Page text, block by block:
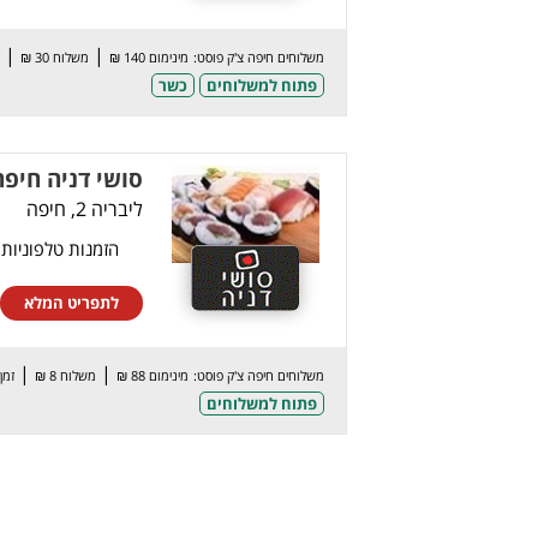
משלוחים חיפה צ'ק פוסט: מינימום 140 ₪ | משלוח 30 ₪ |
פתוח למשלוחים כשר
סושי דניה
ליבריה 2, חיפה
הזמנות
לתפריט המלא
משלוחים חיפה צ'ק פוסט: מינימום 88 ₪ | משלוח 8 ₪ | זמן:
פתוח למשלוחים